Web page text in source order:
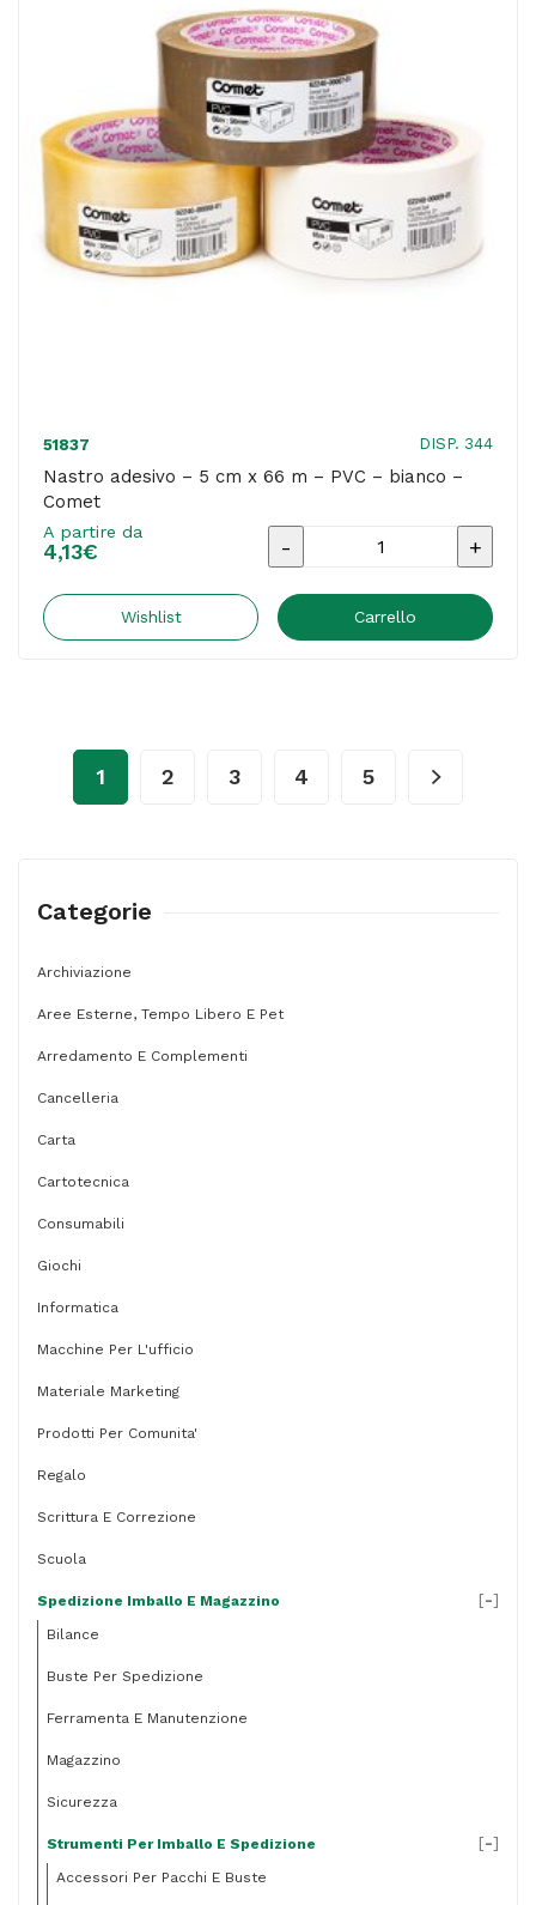
-
-
avana
-
Comet
quantità
51837 DISP. 344
Nastro adesivo – 5 cm x 66 m – PVC – bianco –
Comet
A partire da
4,13€
Nastro
-
Comet
Wishlist Carrello
1 2 3 4 5
Categorie
Archiviazione
Aree Esterne, Tempo Libero E Pet
Arredamento E Complementi
Cancelleria
Carta
Cartotecnica
Consumabili
Giochi
Informatica
Macchine Per L'ufficio
Materiale Marketing
Prodotti Per Comunita'
Regalo
Scrittura E Correzione
Scuola
Spedizione Imballo E Magazzino
Bilance
Buste Per Spedizione
Ferramenta E Manutenzione
Magazzino
Sicurezza
Strumenti Per Imballo E Spedizione
Accessori Per Pacchi E Buste
[-]
[-]